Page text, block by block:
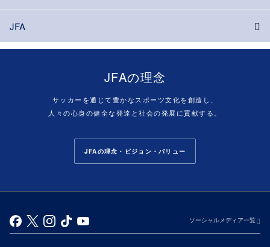
JFA
JFAの理念
サッカーを通じて豊かなスポーツ文化を創造し、
人々の心身の健全な発達と社会の発展に貢献する。
JFAの理念・ビジョン・バリュー
ソーシャルメディア一覧